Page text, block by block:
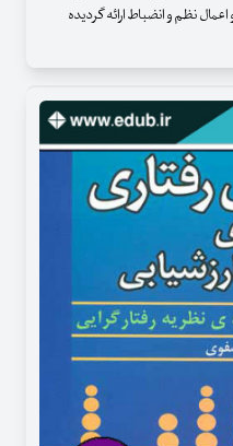
نظم و انضباط ارائه گردیده